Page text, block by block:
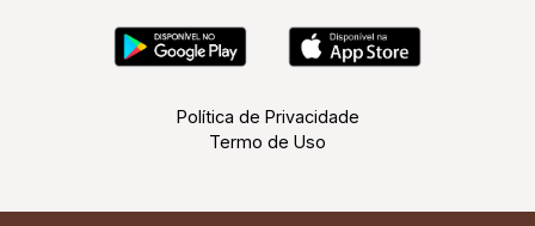
Política de Privacidade
Termo de Uso